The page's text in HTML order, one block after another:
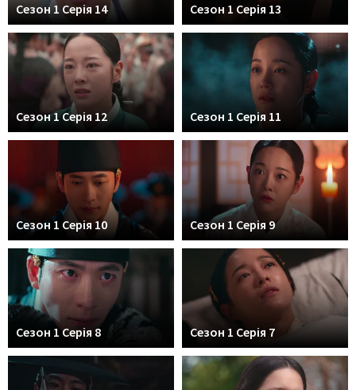
Сезон 1 Серія 14 Сезон 1 Серія 13
Сезон 1 Серія 12 Сезон 1 Серія 11
Сезон 1 Серія 10 Сезон 1 Серія 9
Сезон 1 Серія 8 Сезон 1 Серія 7